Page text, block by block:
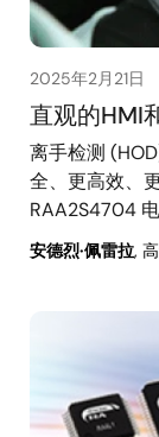
2025年2月21日
直观的HMI
离手检测
全、更高效、
RAA2S4704
安德烈·佩雷拉,